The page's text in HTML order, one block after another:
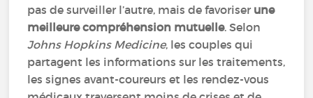
pas de surveiller l’autre, mais de favoriser une
meilleure compréhension mutuelle. Selon
Johns Hopkins Medicine, les couples qui
partagent les informations sur les traitements,
les signes avant-coureurs et les rendez-vous